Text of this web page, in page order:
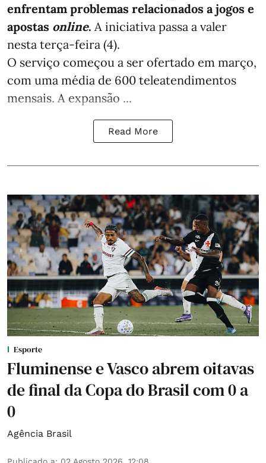
enfrentam problemas relacionados a jogos e
apostas online. A iniciativa passa a valer
nesta terça-feira (4).
O serviço começou a ser ofertado em março,
com uma média de 600 teleatendimentos
mensais. A expansão ...
Read More
Esporte
Fluminense e Vasco abrem oitavas
de final da Copa do Brasil com 0 a
0
Agência Brasil